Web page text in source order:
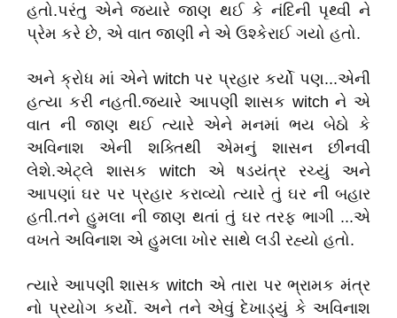
હતો.પરંતુ એને જ્યારે જાણ થઈ કે નંદિની પૃથ્વી ને
પ્રેમ કરે છે, એ વાત જાણી ને એ ઉશ્કેરાઈ ગયો હતો.
અને ક્રોધ માં એને witch પર પ્રહાર કર્યો પણ...એની
હત્યા કરી નહતી.જ્યારે આપણી શાસક witch ને એ
વાત ની જાણ થઈ ત્યારે એને મનમાં ભય બેઠો કે
અવિનાશ એની શક્તિથી એમનું શાસન છીનવી
લેશે.એટ્લે શાસક witch એ ષડયંત્ર રચ્યું અને
આપણાં ઘર પર પ્રહાર કરાવ્યો ત્યારે તું ઘર ની બહાર
હતી.તને હુમલા ની જાણ થતાં તું ઘર તરફ ભાગી ...એ
વખતે અવિનાશ એ હુમલા ખોર સાથે લડી રહ્યો હતો.
ત્યારે આપણી શાસક witch એ તારા પર ભ્રામક મંત્ર
નો પ્રયોગ કર્યો. અને તને એવું દેખાડ્યું કે અવિનાશ